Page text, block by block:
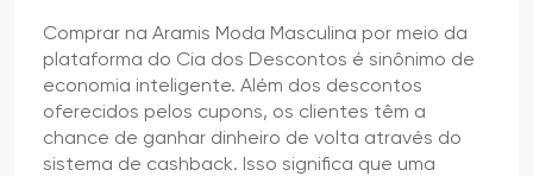
Comprar na Aramis Moda Masculina por meio da
plataforma do Cia dos Descontos é sinônimo de
economia inteligente. Além dos descontos
oferecidos pelos cupons, os clientes têm a
chance de ganhar dinheiro de volta através do
sistema de cashback. Isso significa que uma